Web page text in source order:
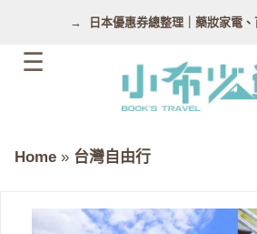
日本優惠券總整理｜藥妝家電
Home » 台灣自由行